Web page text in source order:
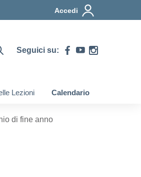
Accedi
Seguici su:
Lezioni Calendario
di fine anno